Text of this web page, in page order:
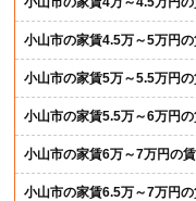
小山市の家賃4.5万～5万円
小山市の家賃5万～5.5万円
小山市の家賃5.5万～6万円
小山市の家賃6万～7万円の
小山市の家賃6.5万～7万円